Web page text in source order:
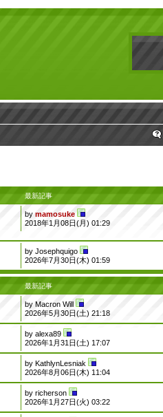
最新記事
bymamosuke
2018年1月08日(月) 01:29
byJosephquigo
2026年7月30日(木) 01:59
最新記事
byMacron Will
2026年5月30日(土) 21:18
byalexa89
2026年1月31日(土) 17:07
byKathlynLesniak
2026年8月06日(木) 11:04
byricherson
2026年1月27日(火) 03:22